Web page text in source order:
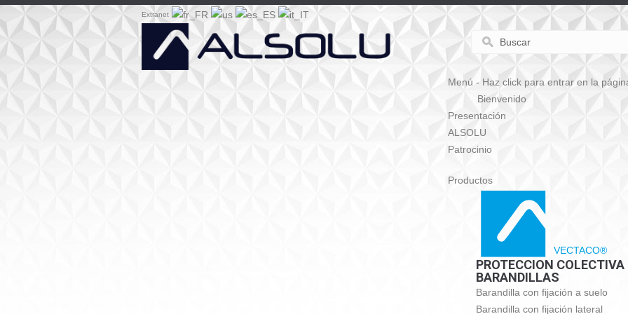
Extranet
Menú - Haz click para entrar en la
Bienvenido
Presentación
ALSOLU
Patrocinio
Productos
VECTACO®
PROTECCION COLECTIVA
BARANDILLAS
Barandilla con fijación a suelo
Barandilla con fijación lateral